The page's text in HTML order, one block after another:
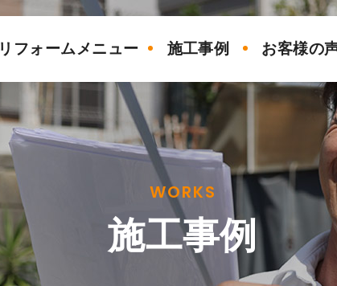
リフォームメニュー 施工事例 お客様の
WORKS
施工事例